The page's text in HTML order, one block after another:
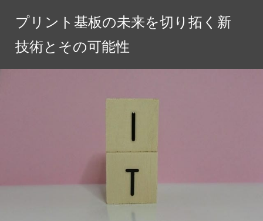
プリント基板の未来を切り拓く新
技術とその可能性